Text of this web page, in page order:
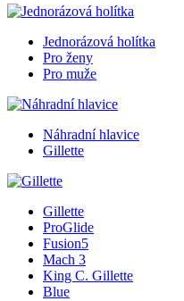
Jednorázová holítka
Pro ženy
Pro muže
Náhradní hlavice
Gillette
Gillette
ProGlide
Fusion5
Mach 3
King C. Gillette
Blue